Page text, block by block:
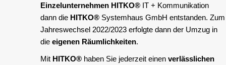
Einzelunternehmen HITKO® IT + Kommunikation
dann die HITKO® Systemhaus GmbH entstanden. Zum
Jahreswechsel 2022/2023 erfolgte dann der Umzug in
die eigenen Räumlichkeiten.
Mit HITKO® haben Sie jederzeit einen verlässlichen